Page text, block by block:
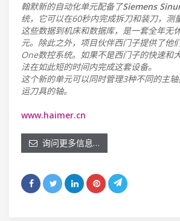
翰默新的自动化单元配备了Siemens
统，它可以在60秒内完成拆刀和装刀，测
这些数据到机床和数据库，是一套全年无
元。除此之外，项目伙伴西门子提供了他
One数控系统。如果不是西门子的快速和
法在如此短的时间内完成这套设备。
这个新的单元可以同时管理3种不同的主
运刀具的轴。
www.haimer.cn
询问更多信息…